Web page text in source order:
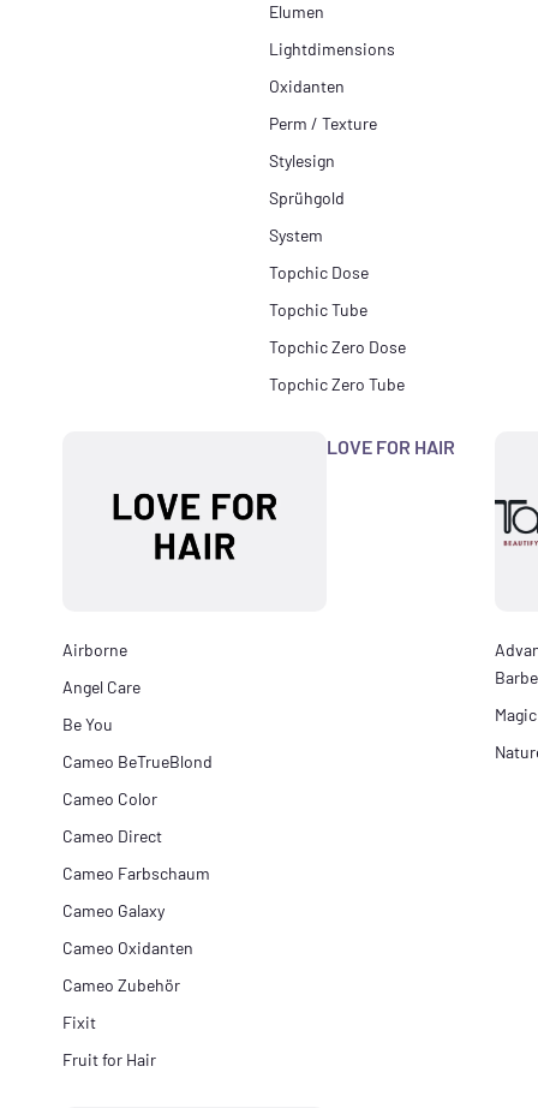
Elumen
Lightdimensions
Oxidanten
Perm / Texture
Stylesign
Sprühgold
System
Topchic Dose
Topchic Tube
Topchic Zero Dose
Topchic Zero Tube
LOVE FOR HAIR
Airborne
Angel Care
Be You
Cameo BeTrueBlond
Cameo Color
Cameo Direct
Cameo Farbschaum
Cameo Galaxy
Cameo Oxidanten
Cameo Zubehör
Fixit
Fruit for Hair